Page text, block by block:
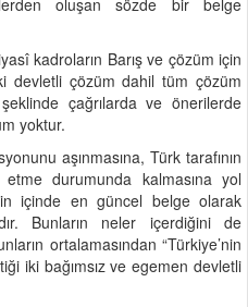
kadroların Barış ve çözüm için
devletli çözüm dahil tüm çözüm
çağrılarda ve önerilerde
yoktur.
aşınmasına, Türk tarafının
durumunda kalmasına yol
içinde en güncel belge olarak
Bunların neler içerdiğini de
ortalamasından “Türkiye’nin
iki bağımsız ve egemen devletli